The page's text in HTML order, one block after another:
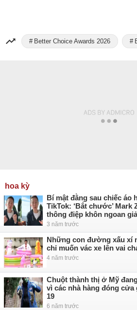
Better Choice Awards 2026
hoa kỳ
Bí mật đằng sau chiếc áo
TikTok: ‘Bắt chước’
thông điệp khôn ngoan
3 năm trước
Những con đường xấu xí
chỉ muốn vác xe lên vai
4 năm trước
Chuột thành thị ở Mỹ
vì các nhà hàng đóng cửa
19
6 năm trước